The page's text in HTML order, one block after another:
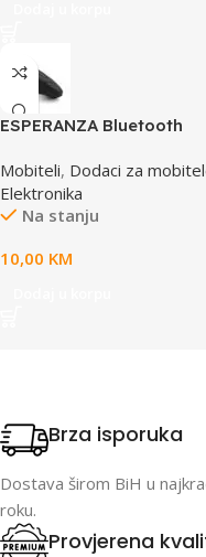
ESPERANZA Bluetooth
Android/IOS, 3D, VR,
Mobiteli, Dodaci za
Elektronika
Na stanju
10,00 KM
Brza isporuka
Dostava širom BiH u
roku.
Provjerena